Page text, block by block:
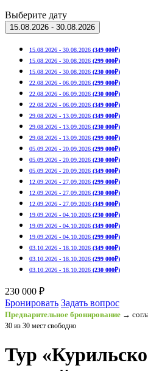
Выберите дату
15.08.2026 - 30.08.2026
15.08.2026 - 30.08.2026 (349 000₽)
15.08.2026 - 30.08.2026 (299 000₽)
15.08.2026 - 30.08.2026 (230 000₽)
22.08.2026 - 06.09.2026 (299 000₽)
22.08.2026 - 06.09.2026 (230 000₽)
22.08.2026 - 06.09.2026 (349 000₽)
29.08.2026 - 13.09.2026 (349 000₽)
29.08.2026 - 13.09.2026 (230 000₽)
29.08.2026 - 13.09.2026 (299 000₽)
05.09.2026 - 20.09.2026 (299 000₽)
05.09.2026 - 20.09.2026 (230 000₽)
05.09.2026 - 20.09.2026 (349 000₽)
12.09.2026 - 27.09.2026 (299 000₽)
12.09.2026 - 27.09.2026 (230 000₽)
12.09.2026 - 27.09.2026 (349 000₽)
19.09.2026 - 04.10.2026 (230 000₽)
19.09.2026 - 04.10.2026 (349 000₽)
19.09.2026 - 04.10.2026 (299 000₽)
03.10.2026 - 18.10.2026 (349 000₽)
03.10.2026 - 18.10.2026 (299 000₽)
03.10.2026 - 18.10.2026 (230 000₽)
230 000 ₽
Бронировать Задать вопрос
Предварительное бронирование →
30 из 30 мест свободно
Тур